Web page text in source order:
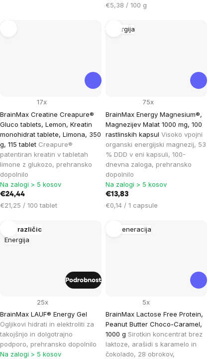
Cena
enoto:
€5,38 / 100 g
BrainMax Creatine Creapure®
Gluco tablets, Lemon, Kreatin
monohidrat tablete, Limona, 350
g, 115 tablet Creapure®
patentiran kreatin v tabletah
limone z glukozo, prehransko
dopolnilo
17x
Na zalogi > 5 kosov
€24,44
Cena
€21,25 / 100 tablet
Energija
BrainMax Energy Magnesium®,
Magnezijev Malat 1000 mg, 100
rastlinskih kapsul Visoko vpojni
organski energijski magnezij, 53
% DDD v eni kapsuli, 100-
dnevna zaloga, prehransko
dopolnilo
75x
Na zalogi > 5 kosov
€13,83
Cena
enoto:
€0,14 / 1 capsule
Energija
Več različic
BrainMax LAUF® Energy Gel
Ogljikovi hidrati in elektroliti za
takojšnjo in dolgotrajno
podporo, prehransko dopolnilo
25x
Na zalogi > 5 kosov
Podrobnost
Regeneracija
BrainMax Lactose Free Protein,
Peanut Butter Choco-Caramel,
1000 g Sirotkin koncentrat brez
laktoze, arašidi s karamelo in
čokolado, 28 obrokov,
5x